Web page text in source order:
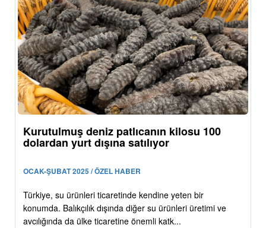
Kurutulmuş deniz patlıcanın kilosu 100
dolardan yurt dışına satılıyor
OCAK-ŞUBAT 2025 / ÖZEL HABER
Türkiye, su ürünleri ticaretinde kendine yeten bir
konumda. Balıkçılık dışında diğer su ürünleri üretimi ve
avcılığında da ülke ticaretine önemli katk...